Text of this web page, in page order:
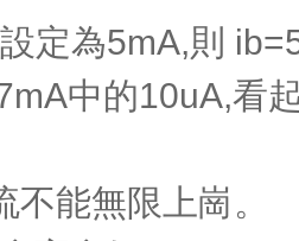
定為5mA,則
中的10uA,看
能無限上崗。